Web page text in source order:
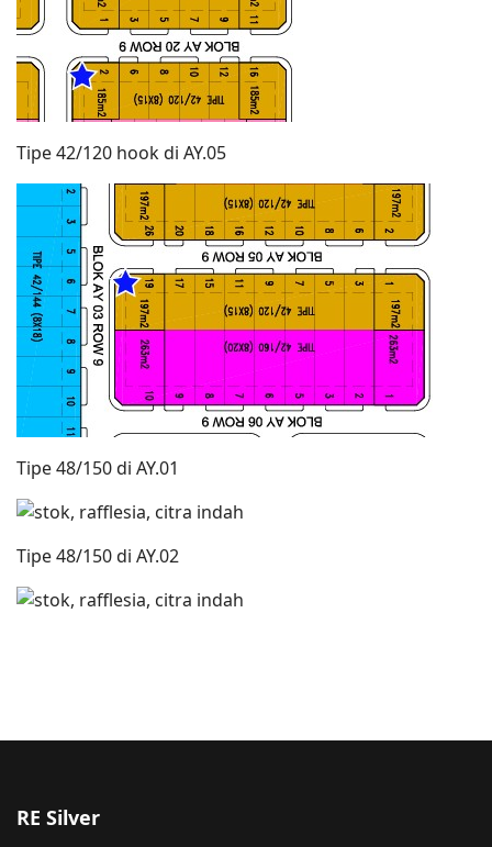
Tipe 42/120 hook di AY.05
Tipe 48/150 di AY.01
Tipe 48/150 di AY.02
RE Silver